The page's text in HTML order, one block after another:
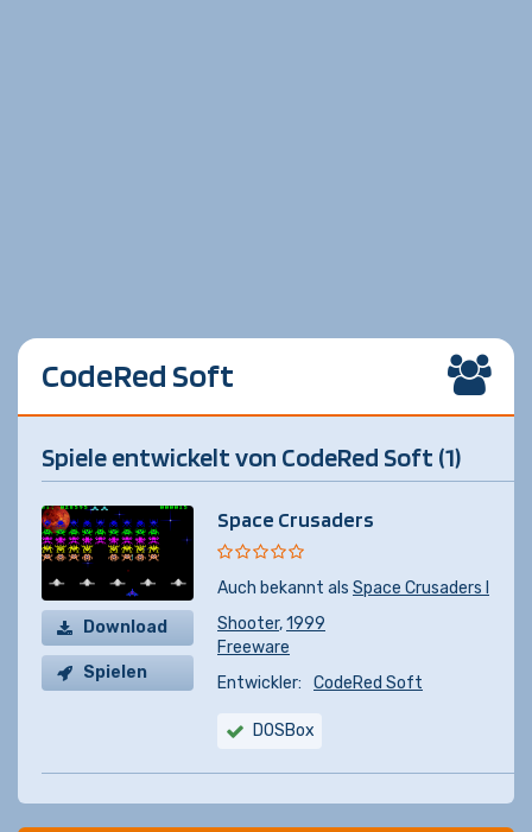
CodeRed Soft
Spiele entwickelt von CodeRed Soft (1)
Download
Spielen
Space Crusaders
Auch bekannt als Space Crusaders I
Shooter,1999
Freeware
Entwickler:
CodeRed Soft
DOSBox